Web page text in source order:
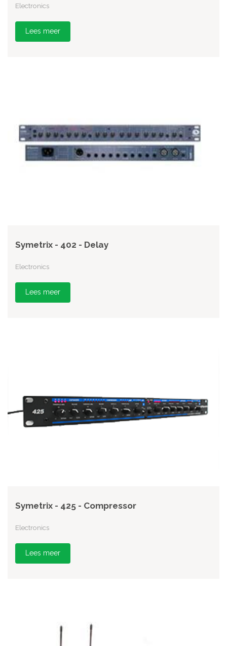
Electronics
Lees meer
Symetrix - 402 - Delay
Electronics
Lees meer
Symetrix - 425 - Compressor
Electronics
Lees meer